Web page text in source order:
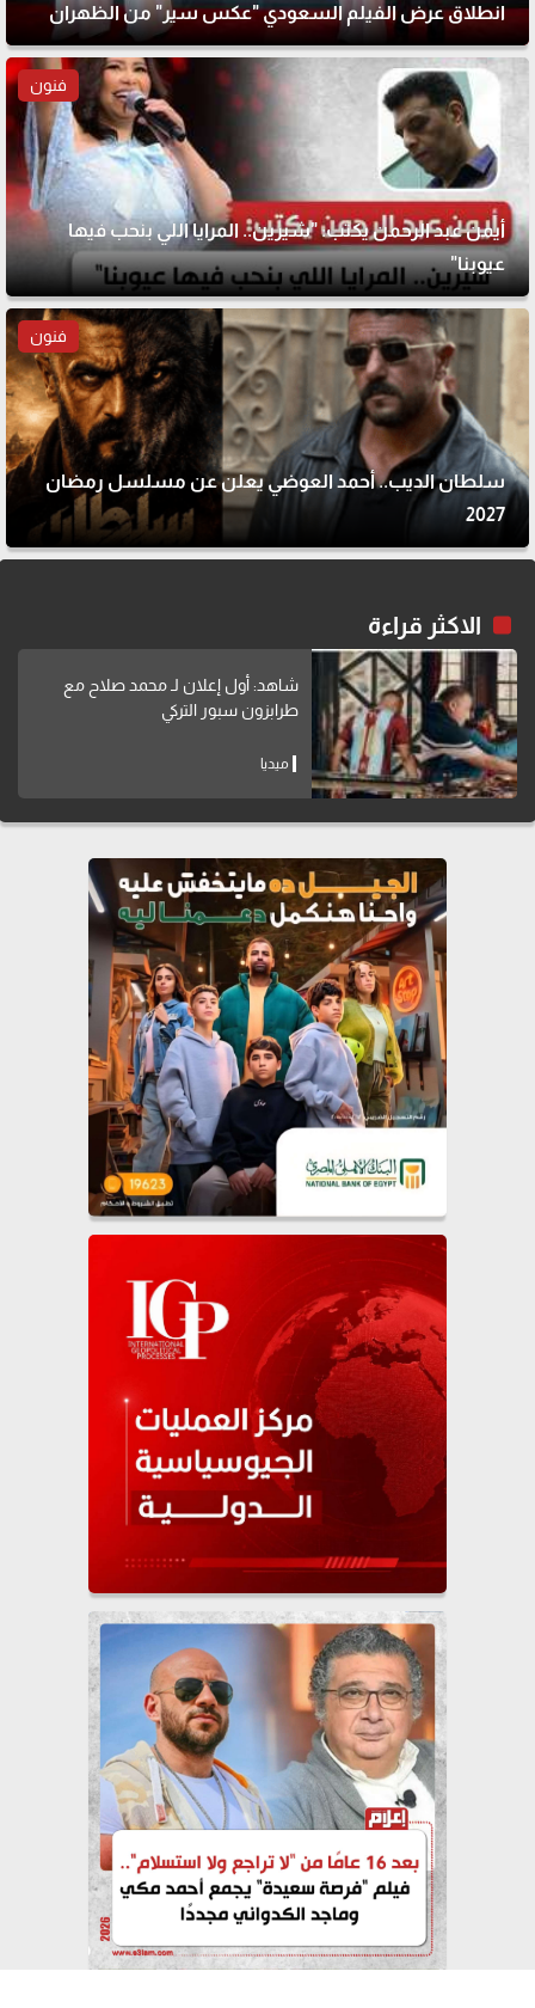
انطلاق عرض الفيلم السعودي "عكس سير" من الظهران
فنون
أيمن عبد الرحمن يكتب: "شيرين.. المرايا اللي بنحب فيها
عيوبنا"
فنون
سلطان الديب.. أحمد العوضي يعلن عن مسلسل رمضان
2027
الاكثر قراءة
شاهد: أول إعلان لـ محمد صلاح مع
طرابزون سبور التركي
ميديا